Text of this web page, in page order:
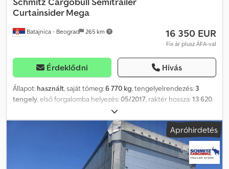
Batajnica - Beograd 265 km
Curtainsider Mega
16 350 EUR
Fix ár plusz ÁFA-val
Érdeklődni Hívás
Állapot: használt, saját tömeg:6 770 kg, tengelyelrendezés: 3
tengely, első forgalomba helyezés:05/2017, raktér hossza:13 620
2 480 mm
rakodótér térfogata:101 m³, felfüggesztés:levegő, abroncs méret:
, Gyártási év:2017, Felszereltség:ABS,
Önsúly: 6 770 kg, DIN EN 12642 (XL kód) tanúsítvány, Raktér (H S M):
13 620 mm x 2 480 mm x 3 000 mm. Gumiabroncs méret: 385/55
R22.5, Raktérfogat: 101 m³, 1. tengely: , 2. tengely: , 3. tengely: ,
Apróhirdetés